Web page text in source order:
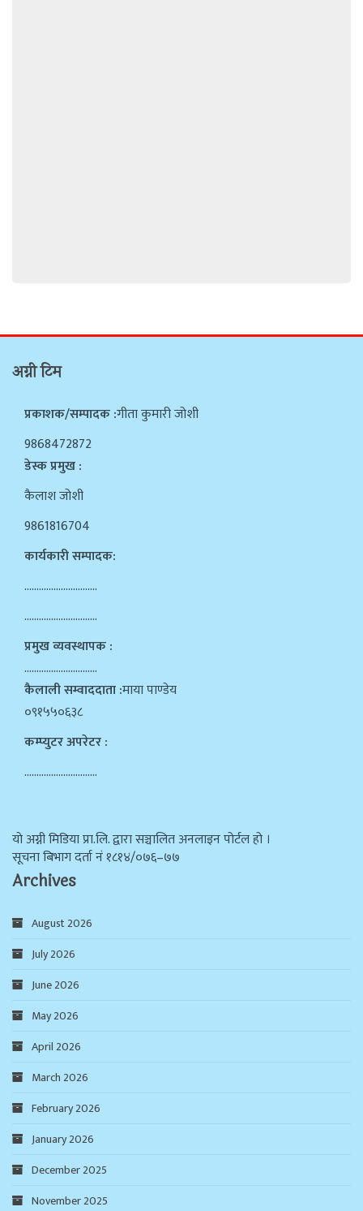
अग्नी टिम
प्रकाशक/सम्पादक :गीता कुमारी जोशी
9868472872
डेस्क प्रमुख :
कैलाश जोशी
9861816704
कार्यकारी सम्पादक:
…………………………
…………………………
प्रमुख व्यवस्थापक :
…………………………
कैलाली सम्वाददाता :माया पाण्डेय
०९१५५०६३८
कम्प्युटर अपरेटर :
…………………………
याे अग्नी मिडिया प्रा.लि. द्वारा सञ्चालित अनलाइन पोर्टल हो ।
सूचना बिभाग दर्ता न‌ं १८१४/०७६–७७
Archives
August 2026
July 2026
June 2026
May 2026
April 2026
March 2026
February 2026
January 2026
December 2025
November 2025